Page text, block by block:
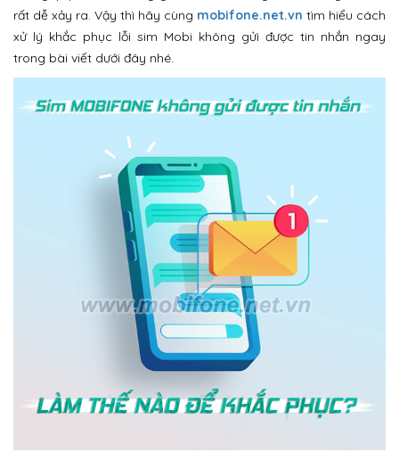
rất dễ xảy ra. Vậy thì hãy cùng mobifone.net.vn tìm hiểu cách
xử lý khắc phục lỗi sim Mobi không gửi được tin nhắn ngay
trong bài viết dưới đây nhé.